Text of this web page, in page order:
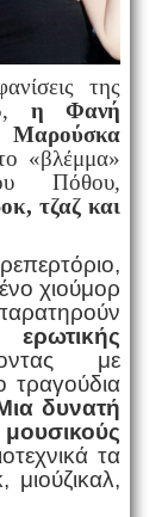
της
η Φανή
Μαρούσκα
«βλέμμα»
Πόθου,
τζαζ και
χιούμορ
με
τραγούδια
δυνατή
τα
μιούζικαλ,